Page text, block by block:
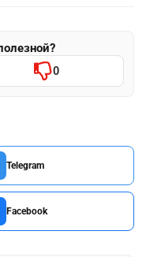
0
Telegram
Facebook